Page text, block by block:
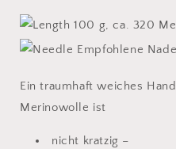
100 g, ca. 320
Empfohlene
Ein traumhaft weiches
Merinowolle ist
nicht kratzig –